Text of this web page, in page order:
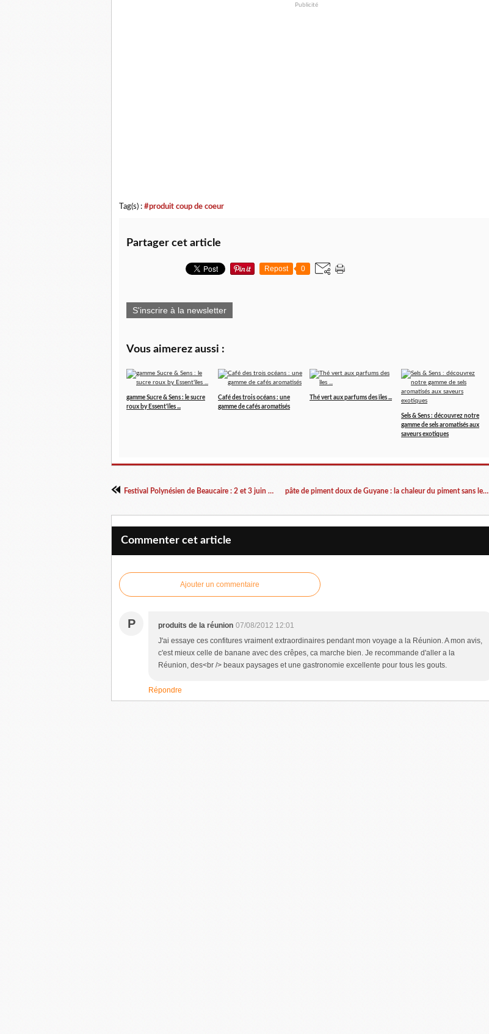
Publicité
Tag(s) : #produit coup de coeur
Partager cet article
Repost 0
S'inscrire à la newsletter
Vous aimerez aussi :
gamme Sucre & Sens : le sucre
roux by Essent'îles ...
Café des trois océans : une
gamme de cafés aromatisés
Thé vert aux parfums des îles ...
Sels & Sens : découvrez notre
gamme de sels aromatisés aux
saveurs exotiques
Festival Polynésien de Beaucaire : 2 et 3 juin 2012 pâte de piment doux de Guyane : la chaleur du piment sans le feu !
Commenter cet article
Ajouter un commentaire
P produits de la réunion 07/08/2012 12:01
J'ai essaye ces confitures vraiment extraordinaires pendant mon voyage a la Réunion. A mon avis,
c'est mieux celle de banane avec des crêpes, ca marche bien. Je recommande d'aller a la
Réunion, des<br /> beaux paysages et une gastronomie excellente pour tous les gouts.
Répondre